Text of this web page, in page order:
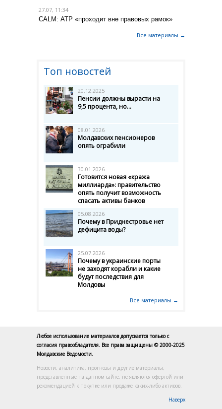
27.07, 11:34
CALM: АТР «проходит вне правовых рамок»
Все материалы →
Топ новостей
20.12.2025
Пенсии должны вырасти на
9,5 процента, но...
08.01.2026
Молдавских пенсионеров
опять ограбили
30.01.2026
Готовится новая «кража
миллиарда»: правительство
опять получит возможность
спасать активы банков
05.08.2026
Почему в Приднестровье нет
дефицита воды?
25.07.2026
Почему в украинские порты
не заходят корабли и какие
будут последствия для
Молдовы
Все материалы →
Любое использование материалов допускается только с
согласия правообладателя. Все права защищены © 2000-2025
Молдавские Ведомости.
Новости, аналитика, прогнозы и другие материалы,
представленные на данном сайте, не являются офертой или
рекомендацией к покупке или продаже каких-либо активов.
Наверх